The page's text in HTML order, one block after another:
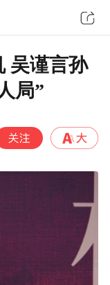
吴谨言孙
局”